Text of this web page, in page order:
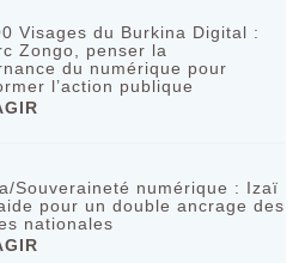
Visages du Burkina Digital :
Zongo, penser la
du numérique pour
l’action publique
Souveraineté numérique : Izaï
pour un double ancrage des
nationales